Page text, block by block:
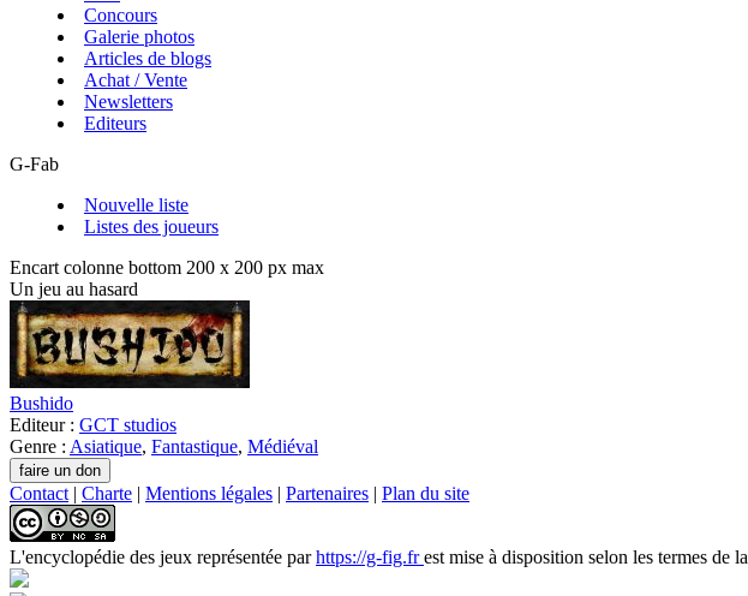
Concours
Galerie photos
Articles de blogs
Achat / Vente
Newsletters
Editeurs
G-Fab
Nouvelle liste
Listes des joueurs
Encart colonne bottom 200 x 200 px max
Un jeu au hasard
Bushido
Editeur : GCT studios
Genre : Asiatique, Fantastique, Médiéval
Contact | Charte | Mentions légales | Partenaires | Plan du site
L'encyclopédie des jeux représentée parhttps://g-fig.frest mise à disposition selon les termes de la